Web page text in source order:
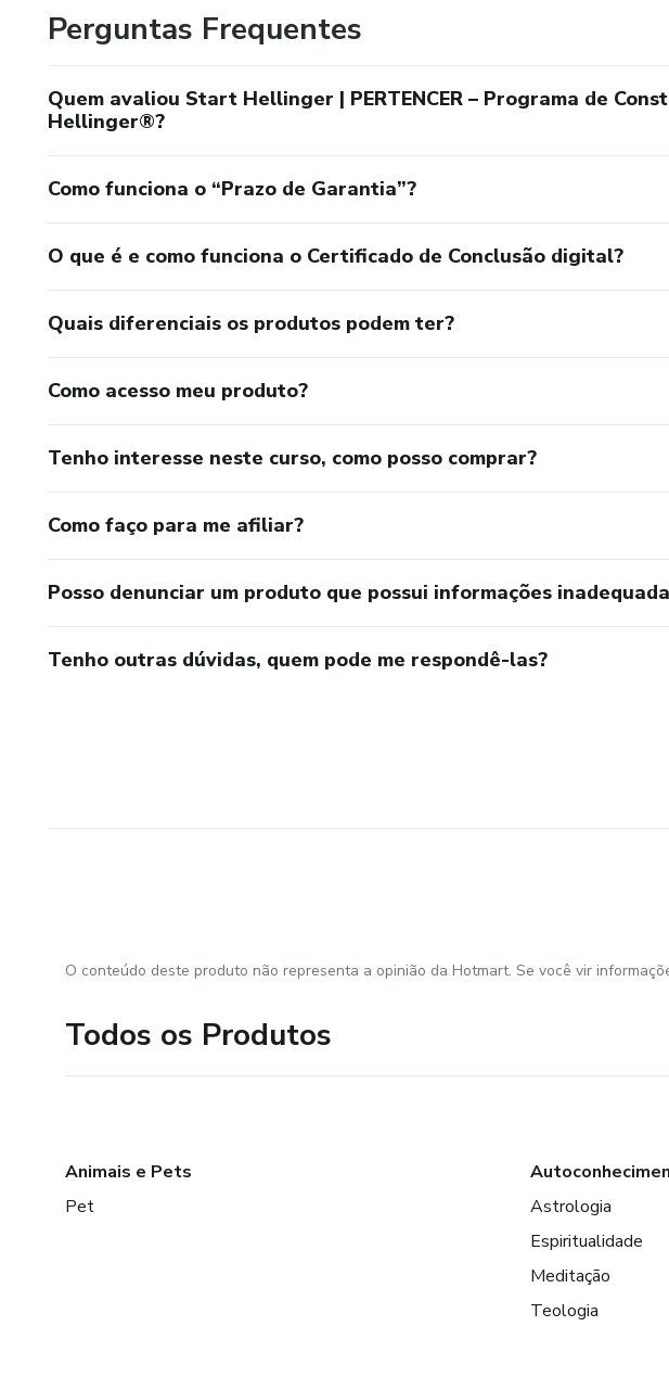
Perguntas Frequentes
Quem avaliou Start Hellinger | PERTENCER – Programa de
Hellinger®?
Como funciona o “Prazo de Garantia”?
O que é e como funciona o Certificado de Conclusão digital?
Quais diferenciais os produtos podem ter?
Como acesso meu produto?
Tenho interesse neste curso, como posso comprar?
Como faço para me afiliar?
Posso denunciar um produto que possui informações
Tenho outras dúvidas, quem pode me respondê-las?
O conteúdo deste produto não representa a opinião da Hotmart. Se você vir
Todos os Produtos
Animais e Pets
Pet
Astrologia
Espiritualidade
Meditação
Teologia